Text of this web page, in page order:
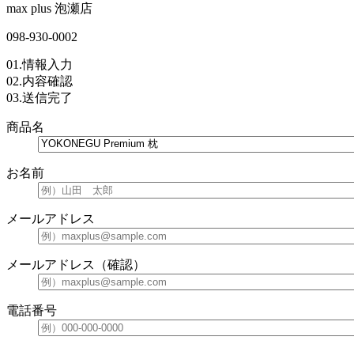
max plus 泡瀬店
098-930-0002
01.情報入力
02.内容確認
03.送信完了
商品名
お名前
メールアドレス
メールアドレス（確認）
電話番号